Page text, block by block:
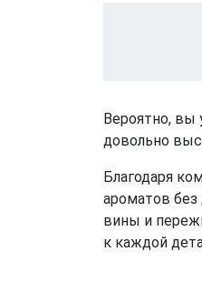
Вероятно, вы
довольно
Благодаря
ароматов
вины и
к каждой